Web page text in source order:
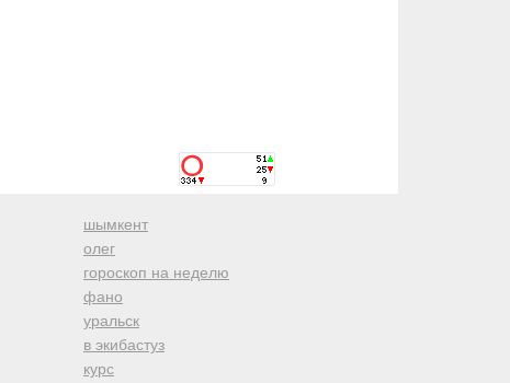
шымкент
олег
гороскоп на неделю
фано
уральск
в экибастуз
курс